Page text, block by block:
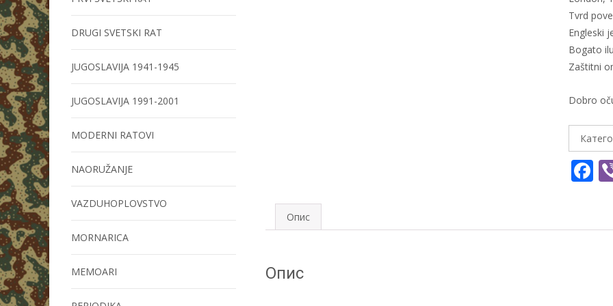
Tvrd
Engleski
Bogato
Zaštitni
Dobro
F
b
Опис
Опис
DRUGI SVETSKI RAT
JUGOSLAVIJA 1941-1945
JUGOSLAVIJA 1991-2001
MODERNI RATOVI
NAORUŽANJE
VAZDUHOPLOVSTVO
MORNARICA
MEMOARI